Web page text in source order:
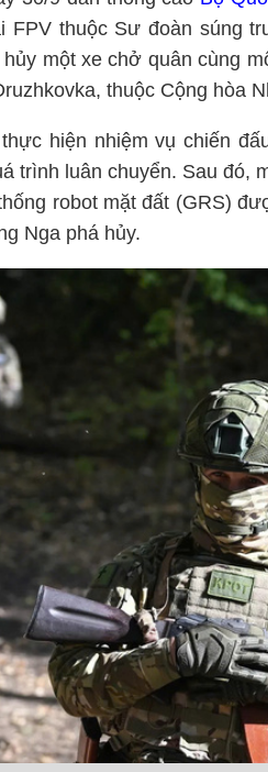
FPV thuộc Sư đoàn súng
một xe chở quân cùng
thuộc Cộng hòa
hiện nhiệm vụ chiến
trình luân chuyển. Sau đó,
robot mặt đất (GRS)
Nga phá hủy.